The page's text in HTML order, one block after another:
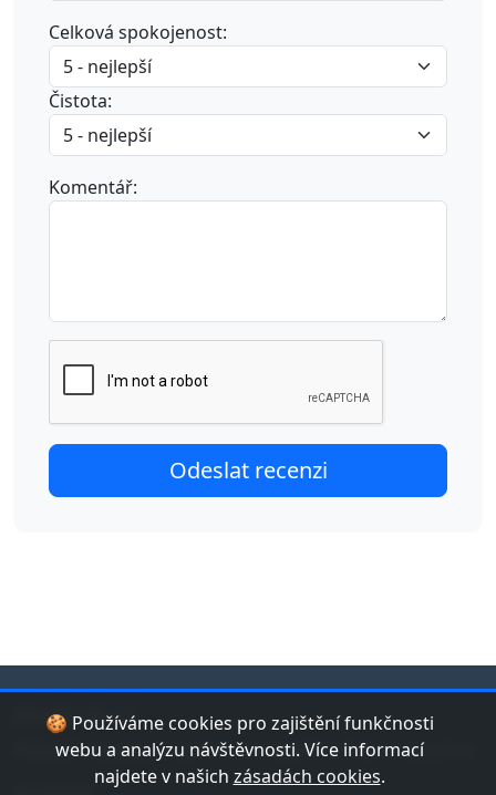
Celková spokojenost:
Čistota:
Komentář:
🍪 Používáme cookies pro zajištění funkčnosti
webu a analýzu návštěvnosti. Více informací
najdete v našich zásadách cookies.
jduplavat.cz
Nejlepší databáze bazénů a koupališť v České republice.